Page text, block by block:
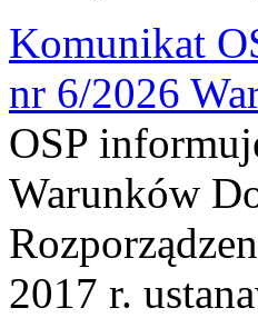
Komunikat
nr 6/2026
OSP
Warunków
2017 r.